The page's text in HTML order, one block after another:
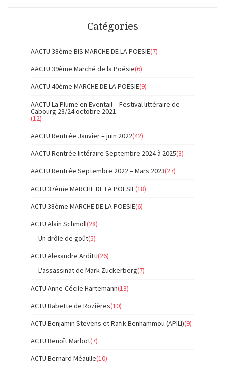
Catégories
AACTU 38ème BIS MARCHE DE LA POESIE(7)
AACTU 39ème Marché de la Poésie(6)
AACTU 40ème MARCHE DE LA POESIE(9)
AACTU La Plume en Eventail – Festival littéraire de
Cabourg 23/24 octobre 2021
(12)
AACTU Rentrée Janvier – juin 2022(42)
AACTU Rentrée littéraire Septembre 2024 à 2025(3)
AACTU Rentrée Septembre 2022 – Mars 2023(27)
ACTU 37ème MARCHE DE LA POESIE(18)
ACTU 38ème MARCHE DE LA POESIE(6)
ACTU Alain Schmoll(28)
Un drôle de goût(5)
ACTU Alexandre Arditti(26)
L'assassinat de Mark Zuckerberg(7)
ACTU Anne-Cécile Hartemann(13)
ACTU Babette de Rozières(10)
ACTU Benjamin Stevens et Rafik Benhammou (APILI)(9)
ACTU Benoît Marbot(7)
ACTU Bernard Méaulle(10)